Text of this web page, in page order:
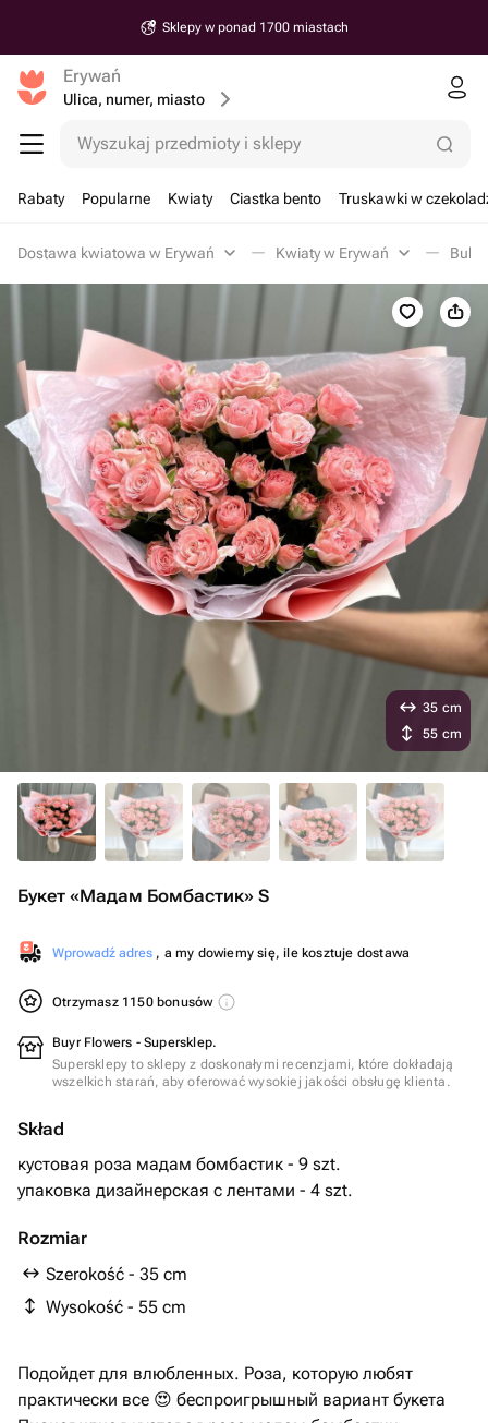
Sklepy w ponad 1700 miastach
Erywań
Ulica, numer, miasto
Wyszukaj przedmioty i sklepy
Rabaty Popularne Kwiaty Ciastka bento Truskawki w
Dostawa kwiatowa w Erywań Kwiaty w Erywań
Букет «Мадам Бомбастик» S
Wprowadź adres , a my dowiemy się, ile kosztuje dostawa
Otrzymasz 1150 bonusów
Buyr Flowers - Supersklep.
Supersklepy to sklepy z doskonałymi recenzjami, które dokładają
wszelkich starań, aby oferować wysokiej jakości obsługę klienta.
Skład
кустовая роза мадам бомбастик - 9 szt.
упаковка дизайнерская с лентами - 4 szt.
Rozmiar
Szerokość - 35 cm
Wysokość - 55 cm
35 cm
55 cm
Подойдет для влюбленных. Роза, которую любят
практически все 😍 беспроигрышный вариант букета